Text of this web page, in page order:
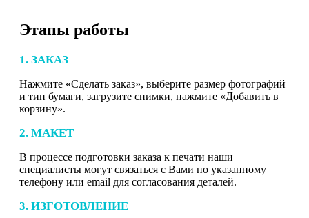
Этапы работы
1. ЗАКАЗ
Нажмите «Сделать заказ», выберите размер фотографий
и тип бумаги, загрузите снимки, нажмите «Добавить в
корзину».
2. МАКЕТ
В процессе подготовки заказа к печати наши
специалисты могут связаться с Вами по указанному
телефону или email для согласования деталей.
3. ИЗГОТОВЛЕНИЕ